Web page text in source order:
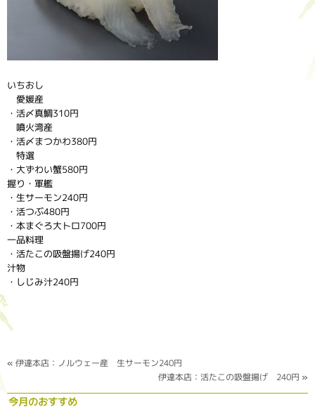
いちおし
愛媛産
・活〆真鯛310円
噴火湾産
・活〆まつかわ380円
特選
・大ずわい蟹580円
握り・軍艦
・生サーモン240円
・活つぶ480円
・本まぐろ大トロ700円
一品料理
・活たこの吸盤揚げ240円
汁物
・しじみ汁240円
« 伊達本店：ノルウェー産 生サーモン240円
伊達本店：活たこの吸盤揚げ 240円 »
今月のおすすめ